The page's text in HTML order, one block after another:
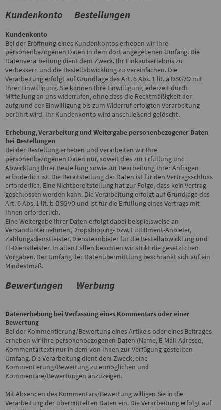
Kundenkonto Bestellungen
Kundenkonto
Bei der Eröffnung eines Kundenkontos erheben wir Ihre
personenbezogenen Daten in dem dort angegebenen Umfang. Die
Datenverarbeitung dient dem Zweck, Ihr Einkaufserlebnis zu
verbessern und die Bestellabwicklung zu vereinfachen. Die
Verarbeitung erfolgt auf Grundlage des Art. 6 Abs. 1 lit. a DSGVO mit
Ihrer Einwilligung. Sie können Ihre Einwilligung jederzeit durch
Mitteilung an uns widerrufen, ohne dass die Rechtmäßigkeit der
aufgrund der Einwilligung bis zum Widerruf erfolgten Verarbeitung
berührt wird. Ihr Kundenkonto wird anschließend gelöscht.
Erhebung, Verarbeitung und Weitergabe personenbezogener Daten
bei Bestellungen
Bei der Bestellung erheben und verarbeiten wir Ihre
personenbezogenen Daten nur, soweit dies zur Erfüllung und
Abwicklung Ihrer Bestellung sowie zur Bearbeitung Ihrer Anfragen
erforderlich ist. Die Bereitstellung der Daten ist für den Vertragsschluss
erforderlich. Eine Nichtbereitstellung hat zur Folge, dass kein Vertrag
geschlossen werden kann. Die Verarbeitung erfolgt auf Grundlage des
Art. 6 Abs. 1 lit. b DSGVO und ist für die Erfüllung eines Vertrags mit
Ihnen erforderlich.
Eine Weitergabe Ihrer Daten erfolgt dabei beispielsweise an
Versandunternehmen, Dropshipping- bzw. Fulfillment-Anbieter,
Zahlungsdienstleister, Diensteanbieter für die Bestellabwicklung und
IT-Dienstleister. In allen Fällen beachten wir strikt die gesetzlichen
Vorgaben. Der Umfang der Datenübermittlung beschränkt sich auf ein
Mindestmaß.
Bewertungen Werbung
Datenerhebung bei Verfassung eines Kommentars oder einer
Bewertung
Bei der Kommentierung/Bewertung eines Artikels oder eines Beitrages
erheben wir Ihre personenbezogenen Daten (Name, E-Mail-Adresse,
Kommentartext) nur in dem von Ihnen zur Verfügung gestellten
Umfang. Die Verarbeitung dient dem Zweck, eine
Kommentierung/Bewertung zu ermöglichen und
Kommentare/Bewertungen anzuzeigen.
Mit Absenden des Kommentars/Bewertung willigen Sie in die
Verarbeitung der übermittelten Daten ein. Die Verarbeitung erfolgt auf